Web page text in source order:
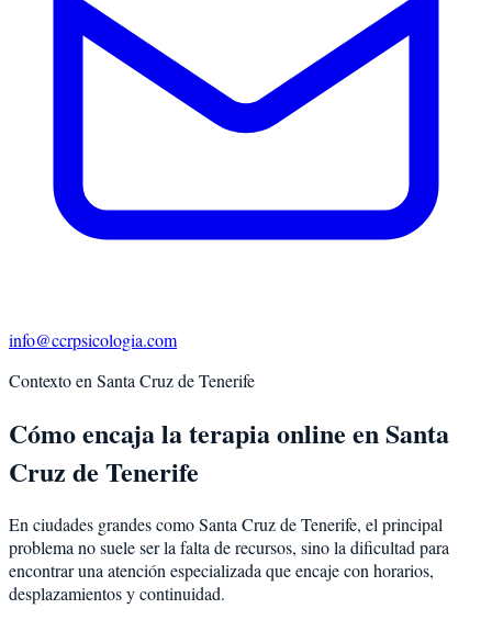
info@ccrpsicologia.com
Contexto en Santa Cruz de Tenerife
Cómo encaja la terapia online en Santa
Cruz de Tenerife
En ciudades grandes como Santa Cruz de Tenerife, el principal
problema no suele ser la falta de recursos, sino la dificultad para
encontrar una atención especializada que encaje con horarios,
desplazamientos y continuidad.